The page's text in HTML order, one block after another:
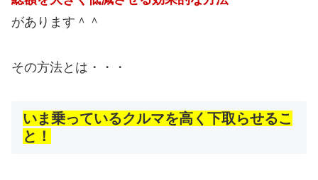
があります＾＾
その方法とは・・・
いま乗っているクルマを高く下取らせるこ
と！